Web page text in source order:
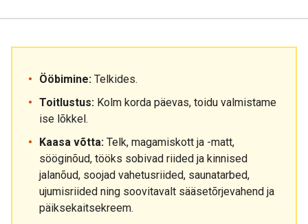
Ööbimine: Telkides.
Toitlustus: Kolm korda päevas, toidu valmistame
ise lõkkel.
Kaasa võtta: Telk, magamiskott ja -matt,
sööginõud, tööks sobivad riided ja kinnised
jalanõud, soojad vahetusriided, saunatarbed,
ujumisriided ning soovitavalt sääsetõrjevahend ja
päiksekaitsekreem.